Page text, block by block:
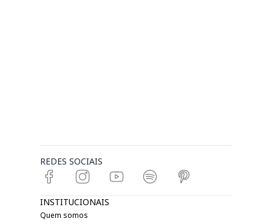
REDES SOCIAIS
INSTITUCIONAIS
Quem somos